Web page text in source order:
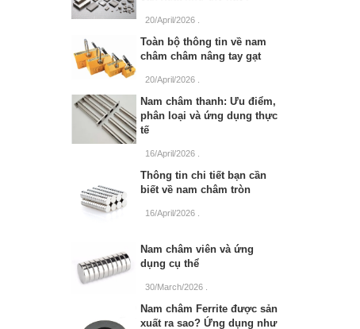
20/April/2026
Toàn bộ thông tin về nam
châm châm nâng tay gạt
20/April/2026
Nam châm thanh: Ưu điểm,
phân loại và ứng dụng thực
tế
16/April/2026
Thông tin chi tiết bạn cần
biết về nam châm tròn
16/April/2026
Nam châm viên và ứng
dụng cụ thể
30/March/2026
Nam châm Ferrite được sản
xuất ra sao? Ứng dụng như